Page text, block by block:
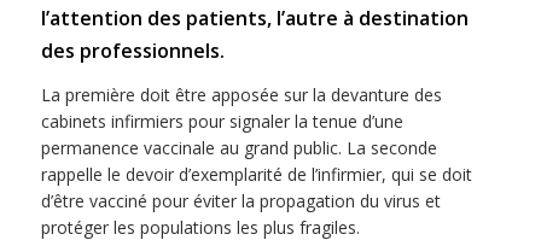
l’attention des patients, l’autre à destination
des professionnels.
La première doit être apposée sur la devanture des
cabinets infirmiers pour signaler la tenue d’une
permanence vaccinale au grand public. La seconde
rappelle le devoir d’exemplarité de l’infirmier, qui se doit
d’être vacciné pour éviter la propagation du virus et
protéger les populations les plus fragiles.